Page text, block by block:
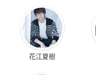
花江夏樹